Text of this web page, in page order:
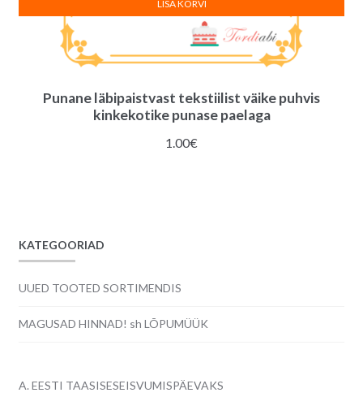
Punane läbipaistvast tekstiilist väike puhvis
kinkekotike punase paelaga
1.00€
LISA KORVI
KATEGOORIAD
UUED TOOTED SORTIMENDIS
MAGUSAD HINNAD! sh LÕPUMÜÜK
A. EESTI TAASISESEISVUMISPÄEVAKS